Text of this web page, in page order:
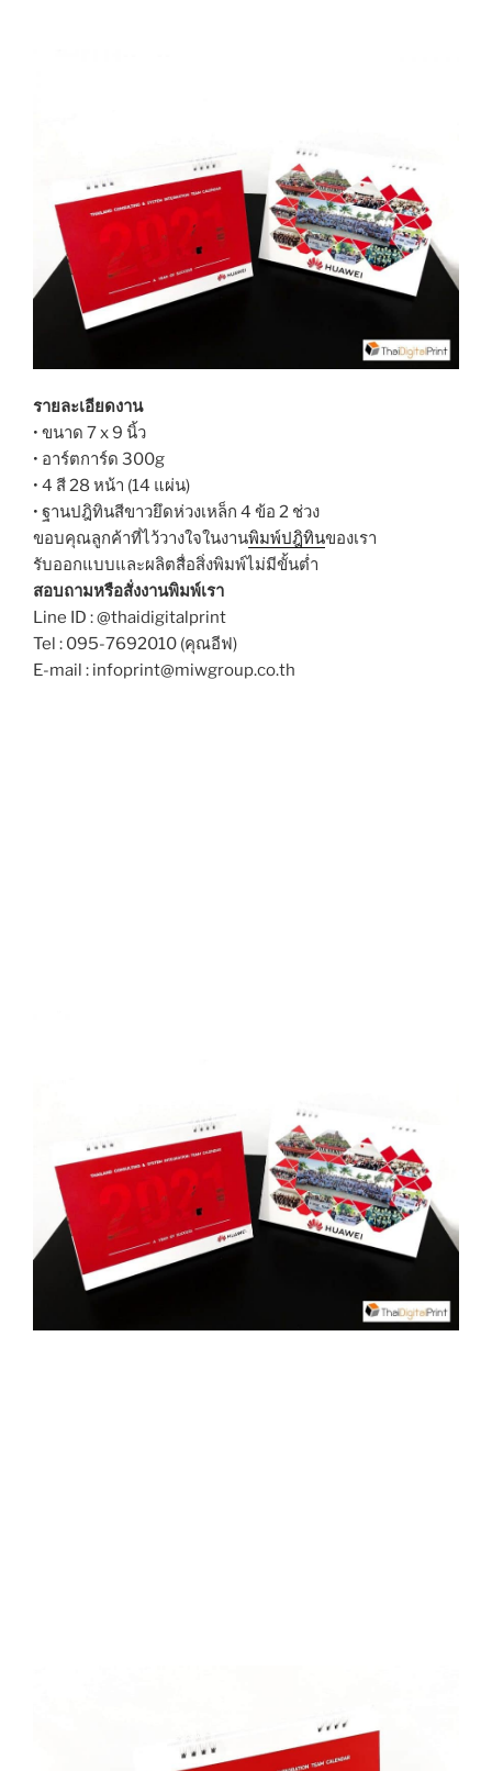
รายละเอียดงาน
• ขนาด 7 x 9 นิ้ว
• อาร์ตการ์ด 300g
• 4 สี 28 หน้า (14 แผ่น)
• ฐานปฎิทินสีขาวยึดห่วงเหล็ก 4 ข้อ 2 ช่วง
ขอบคุณลูกค้าที่ไว้วางใจในงานพิมพ์ปฎิทินของเรา
รับออกแบบและผลิตสื่อสิ่งพิมพ์ไม่มีขั้นต่ำ
สอบถามหรือสั่งงานพิมพ์เรา
Line ID : @thaidigitalprint
Tel : 095-7692010 (คุณอีฟ)
E-mail : infoprint@miwgroup.co.th